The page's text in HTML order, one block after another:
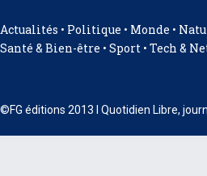
Actualités • Politique • Monde •
Santé & Bien-être • Sport • Tech &
©FG éditions 2013 I Quotidien Libre,